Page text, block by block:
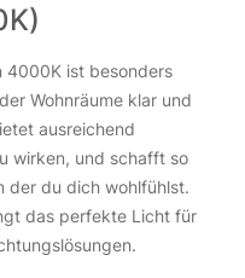
4000K ist besonders
Wohnräume klar und
ausreichend
wirken, und schafft so
der du dich wohlfühlst.
das perfekte Licht für